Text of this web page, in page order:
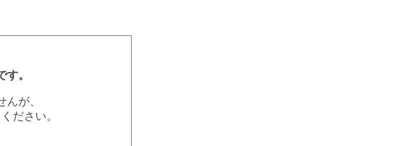
。
が、
ださい。